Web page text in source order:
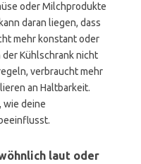
oder Milchprodukte
daran liegen, dass
mehr konstant oder
Kühlschrank nicht
verbraucht mehr
an Haltbarkeit.
wie deine
laut oder